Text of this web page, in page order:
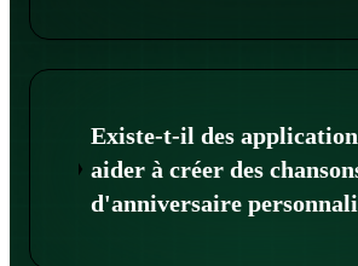
Existe-t-il des
aider à créer des
d'anniversaire